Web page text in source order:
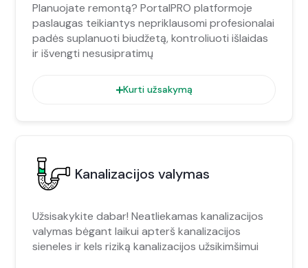
Planuojate remontą? PortalPRO platformoje
paslaugas teikiantys nepriklausomi profesionalai
padės suplanuoti biudžetą, kontroliuoti išlaidas
ir išvengti nesusipratimų
Kurti užsakymą
Kanalizacijos valymas
Užsisakykite dabar! Neatliekamas kanalizacijos
valymas bėgant laikui apterš kanalizacijos
sieneles ir kels riziką kanalizacijos užsikimšimui